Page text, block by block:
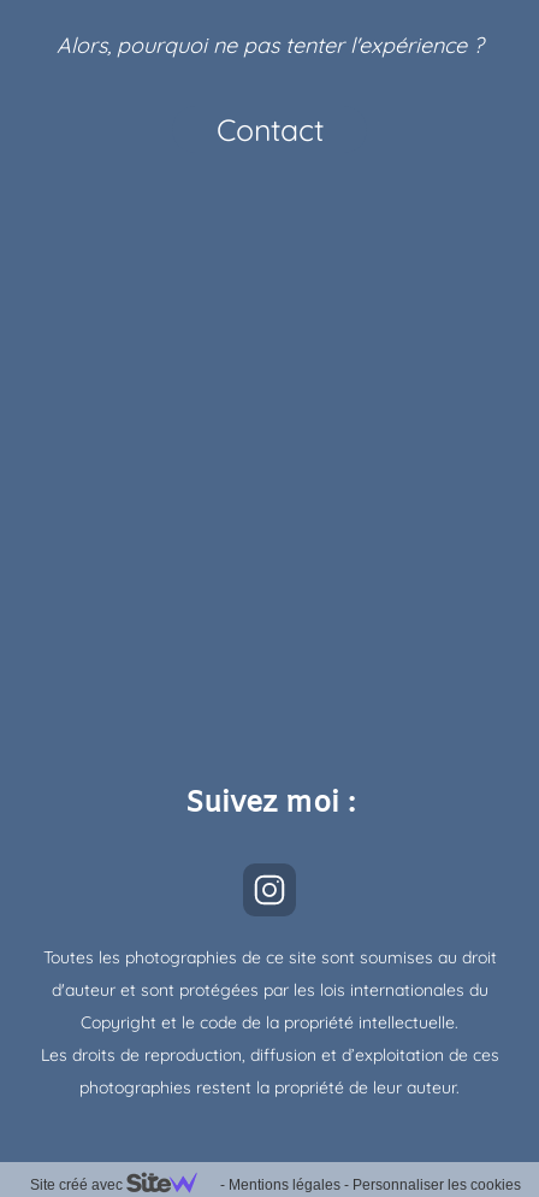
Alors, pourquoi ne pas tenter l'expérience ?
Contact
Suivez moi :
Toutes les photographies de ce site sont soumises au droit
d'auteur et sont protégées par les lois internationales du
Copyright et le code de la propriété intellectuelle.
Les droits de reproduction, diffusion et d’exploitation de ces
photographies restent la propriété de leur auteur.
Site créé avec - Mentions légales - Personnaliser les cookies